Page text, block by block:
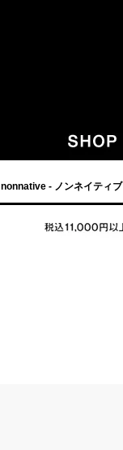
nonnative - ノンネイティブ